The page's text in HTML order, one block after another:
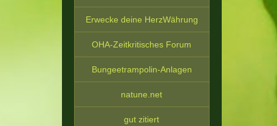
Erwecke deine HerzWährung
OHA-Zeitkritisches Forum
Bungeetrampolin-Anlagen
natune.net
gut zitiert